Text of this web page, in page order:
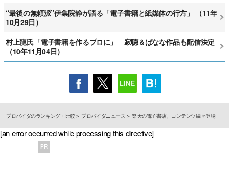
“最後の無頼派”伊集院静が語る「電子書籍と紙媒体の行方」 （11年
10月29日）
村上龍氏「電子書籍を作るプロに」 寂聴＆ばなな作品も配信決定
（10年11月04日）
プロバイダのランキング・比較 プロバイダニュース 楽天の電子書店、コンテンツ続々登場
[an error occurred while processing this directive]
PR